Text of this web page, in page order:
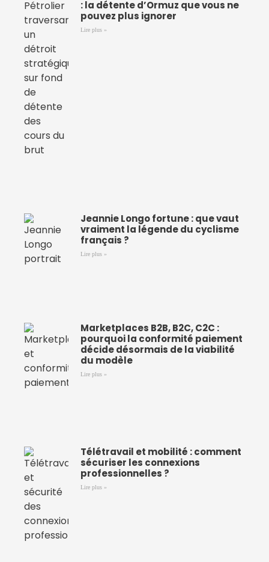
: la détente d’Ormuz que vous ne
pouvez plus ignorer
Lire plus »
Jeannie Longo fortune : que vaut
vraiment la légende du cyclisme
français ?
Lire plus »
Marketplaces B2B, B2C, C2C :
pourquoi la conformité paiement
décide désormais de la viabilité
du modèle
Lire plus »
Télétravail et mobilité : comment
sécuriser les connexions
professionnelles ?
Lire plus »